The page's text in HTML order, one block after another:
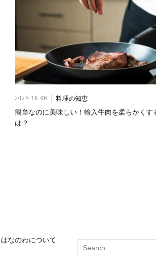
2025.10.06
料理の知恵
簡単なのに美味しい！輸入牛肉を柔らかくす
は？
はなのわについて